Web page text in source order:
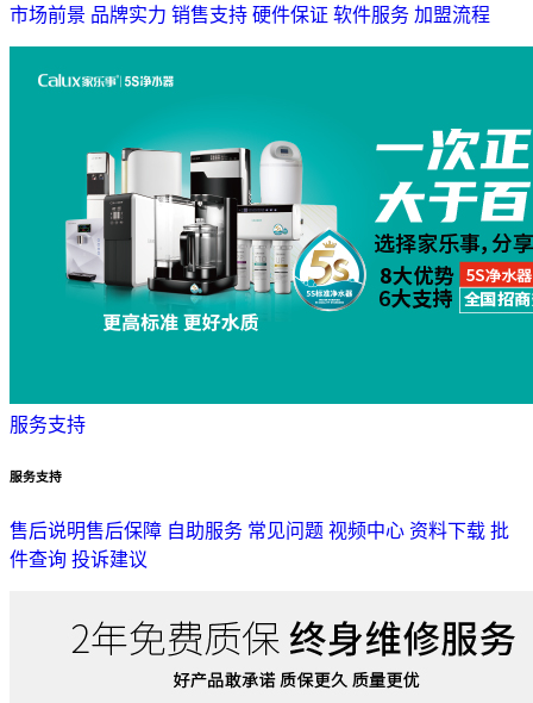
市场前景 品牌实力 销售支持 硬件保证 软件服务 加盟流程
服务支持
服务支持
售后说明售后保障 自助服务 常见问题 视频中心 资料下载 批
件查询 投诉建议